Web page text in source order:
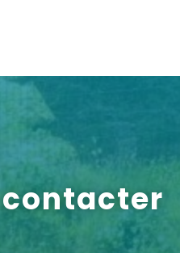
contacter